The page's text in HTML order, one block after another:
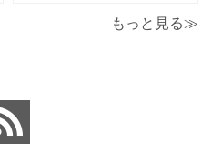
る「Excel・Word・
る「Excel・Word・
PDF」
もっと見る≫